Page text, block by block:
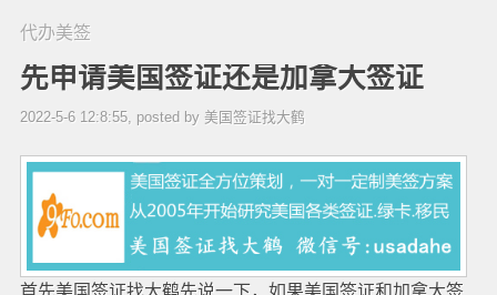
代办美签
先申请美国签证还是加拿大签证
2022-5-6 12:8:55, posted by 美国签证找大鹤
首先美国签证找大鹤先说一下，如果美国签证和加拿大签